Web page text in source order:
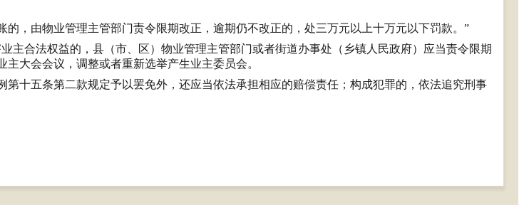
，由物业管理主管部门责令限期改正，逾期仍不改正的，处三万元以上十万元以下罚款。 ”
主合法权益的，县（市、区）物业管理主管部门或者街道办事处（乡镇人民政府）应当责令限期
大会会议，调整或者重新选举产生业主委员会。
十五条第二款规定予以罢免外，还应当依法承担相应的赔偿责任；构成犯罪的，依法追究刑事